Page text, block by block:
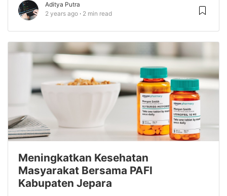
Aditya Putra
2 years ago
2 min read
Meningkatkan Kesehatan
Masyarakat Bersama PAFI
Kabupaten Jepara